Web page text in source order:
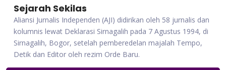
Sejarah Sekilas
Aliansi Jurnalis Independen (AJI) didirikan oleh 58 jurnalis dan
kolumnis lewat Deklarasi Sirnagalih pada 7 Agustus 1994, di
Sirnagalih, Bogor, setelah pemberedelan majalah Tempo,
Detik dan Editor oleh rezim Orde Baru.